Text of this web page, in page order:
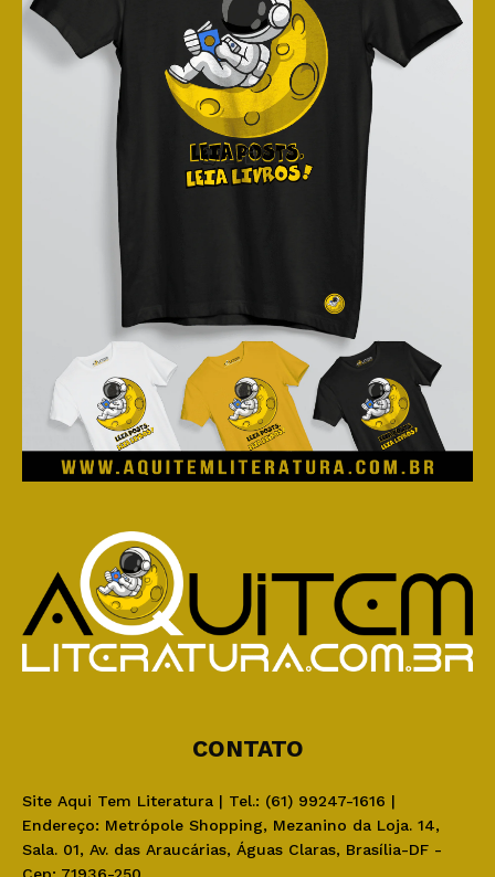
CONTATO
Site Aqui Tem Literatura | Tel.: (61) 99247-1616 |
Endereço: Metrópole Shopping, Mezanino da Loja. 14,
Sala. 01, Av. das Araucárias, Águas Claras, Brasília-DF -
Cep: 71936-250